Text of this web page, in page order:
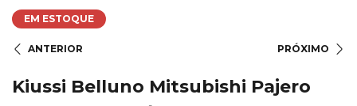
EM ESTOQUE
ANTERIOR PRÓXIMO
Kiussi Belluno Mitsubishi Pajero